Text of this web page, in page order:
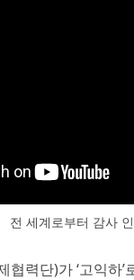
전 세계로부터 감사
협력단)가 ‘고익하